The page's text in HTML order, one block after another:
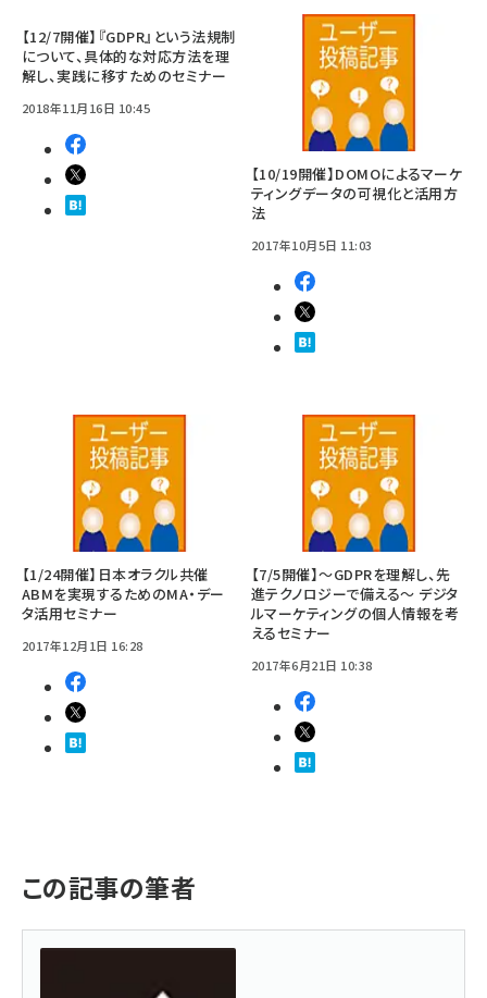
【12/7開催】『GDPR』という法規制
について、具体的な対応方法を理
解し、実践に移すためのセミナー
2018年11月16日 10:45
【10/19開催】DOMOによるマーケ
ティングデータの可視化と活用方
法
2017年10月5日 11:03
【1/24開催】日本オラクル共催
ABMを実現するためのMA・デー
タ活用セミナー
2017年12月1日 16:28
【7/5開催】〜GDPRを理解し、先
進テクノロジーで備える〜 デジタ
ルマーケティングの個人情報を考
えるセミナー
2017年6月21日 10:38
この記事の筆者